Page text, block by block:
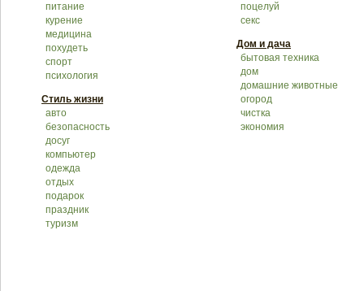
питание
курение
медицина
похудеть
спорт
психология
Стиль жизни
авто
безопасность
досуг
компьютер
одежда
отдых
подарок
праздник
туризм
поцелуй
секс
Дом и дача
бытовая техника
дом
домашние животные
огород
чистка
экономия